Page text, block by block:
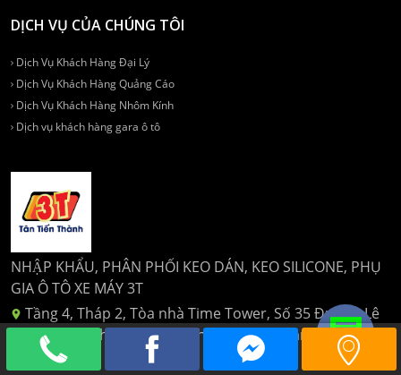
DỊCH VỤ CỦA CHÚNG TÔI
Dịch Vụ Khách Hàng Đại Lý
Dịch Vụ Khách Hàng Quảng Cáo
Dịch Vụ Khách Hàng Nhôm Kính
Dịch vụ khách hàng gara ô tô
NHẬP KHẨU, PHÂN PHỐI KEO DÁN, KEO SILICONE, PHỤ
GIA Ô TÔ XE MÁY 3T
Tầng 4, Tháp 2, Tòa nhà Time Tower, Số 35 Đường Lê
Văn Lương, Phường Nhân Chính, Quận Thanh Xuân, Hà